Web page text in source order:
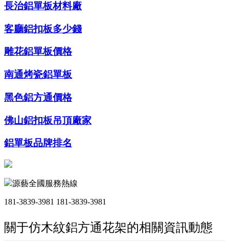
長治鋁單板材料廠
客廳鋁扣板多少錢
雕花鋁單板價格
南通烤瓷鋁單板
黑色鋁方通價格
佛山鋁扣板吊頂廠家
鋁單板品牌排名
源藝全國服務熱線
181-3839-3981 181-3839-3981
關于仿木紋鋁方通花架的相關資訊動態